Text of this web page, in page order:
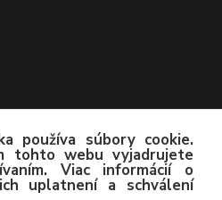
hod.)
používa súbory cookie.
tohto webu vyjadrujete
Viac informácií o
uplatnení a schválení